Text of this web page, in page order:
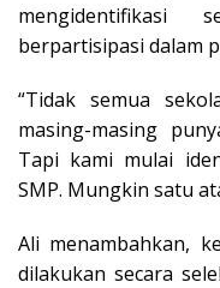
berpartisipasi dalam
“Tidak semua
masing-masing
Tapi kami mulai
SMP. Mungkin satu
Ali menambahkan,
dilakukan secara